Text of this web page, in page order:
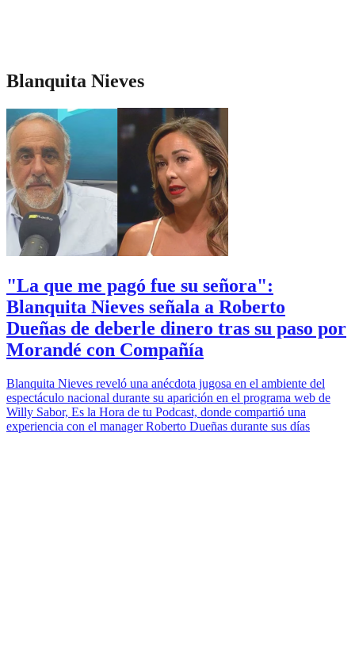
Blanquita Nieves
"La que me pagó fue su señora":
Blanquita Nieves señala a Roberto
Dueñas de deberle dinero tras su paso por
Morandé con Compañía
Blanquita Nieves reveló una anécdota jugosa en el ambiente del
espectáculo nacional durante su aparición en el programa web de
Willy Sabor, Es la Hora de tu Podcast, donde compartió una
experiencia con el manager Roberto Dueñas durante sus días